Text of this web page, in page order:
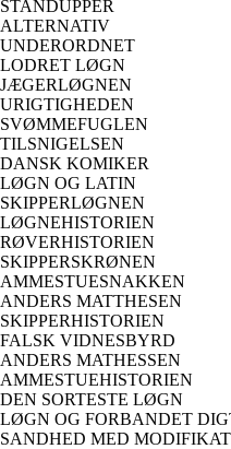
STANDUPPER
ALTERNATIV
UNDERORDNET
LODRET LØGN
JÆGERLØGNEN
URIGTIGHEDEN
SVØMMEFUGLEN
TILSNIGELSEN
DANSK KOMIKER
LØGN OG LATIN
SKIPPERLØGNEN
LØGNEHISTORIEN
RØVERHISTORIEN
SKIPPERSKRØNEN
AMMESTUESNAKKEN
ANDERS MATTHESEN
SKIPPERHISTORIEN
FALSK VIDNESBYRD
ANDERS MATHESSEN
AMMESTUEHISTORIEN
DEN SORTESTE LØGN
LØGN OG FORBANDET
SANDHED MED